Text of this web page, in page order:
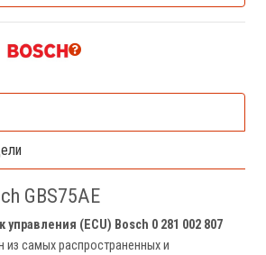
GBS75AE
управления (ECU) Bosch 0 281 002 807
из самых распространенных и